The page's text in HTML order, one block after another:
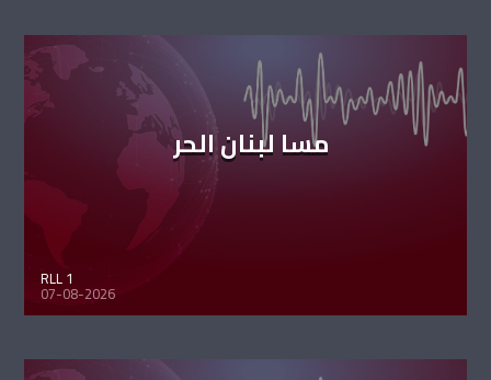
مسا لبنان الحر
RLL 1
07-08-2026